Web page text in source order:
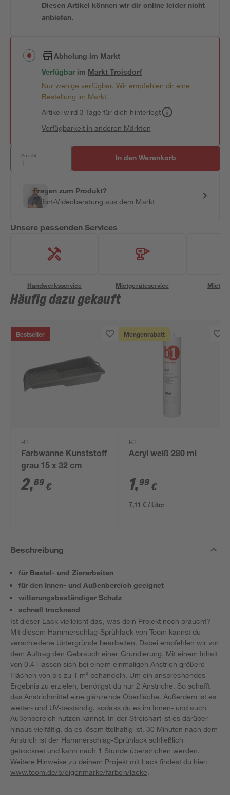
Diesen Artikel können wir dir online leider nicht
anbieten.
Abholung im Markt
Verfügbar im MarktTroisdorf
Nur wenige verfügbar. Wir empfehlen dir eine
Bestellung im Markt.
Artikel wird 3 Tage für dich hinterlegt
Verfügbarkeit in anderen Märkten
Anzahl: In den Warenkorb
Fragen zum Produkt?
Sofort-Videoberatung aus dem Markt
Unsere passenden Services
Handwerksservice Mietgeräteservice
Häufig dazu gekauft
Bestseller
B1
Farbwanne Kunststoff
grau 15 x 32 cm
2,69 €
Mengenrabatt
B1
Acryl weiß 280 ml
1,99 €
7,11 € / Liter
Beschreibung
für Bastel- und Zierarbeiten
für den Innen- und Außenbereich geeignet
witterungsbeständiger Schutz
schnell trocknend
Ist dieser Lack vielleicht das, was dein Projekt noch braucht?
Mit diesem Hammerschlag-Sprühlack von Toom kannst du
verschiedene Untergründe bearbeiten. Dabei empfehlen wir vor
dem Auftrag den Gebrauch einer Grundierung. Mit einem Inhalt
von 0,4 l lassen sich bei einem einmaligen Anstrich größere
Flächen von bis zu 1 m² behandeln. Um ein ansprechendes
Ergebnis zu erzielen, benötigst du nur 2 Anstriche. So schafft
das Anstrichmittel eine glänzende Oberfläche. Außerdem ist es
wetter- und UV-beständig, sodass du es im Innen- und auch
Außenbereich nutzen kannst. In der Streichart ist es darüber
hinaus vielfältig, da es lösemittelhaltig ist. 30 Minuten nach dem
Anstrich ist der Hammerschlag-Sprühlack schließlich
getrocknet und kann nach 1 Stunde überstrichen werden.
Weitere Hinweise zu deinem Projekt mit Lack findest du hier:
www.toom.de/b/eigenmarke/farben/lacke.